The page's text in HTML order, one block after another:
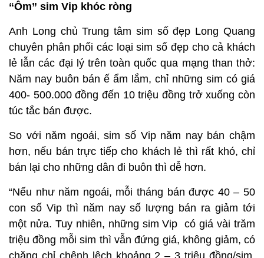
“Ôm” sim Vip khóc ròng
Anh Long chủ Trung tâm sim số đẹp Long Quang
chuyên phân phối các loại sim số đẹp cho cả khách
lẻ lẫn các đại lý trên toàn quốc qua mạng than thở:
Năm nay buôn bán ế ẩm lắm, chỉ những sim có giá
400- 500.000 đồng đến 10 triệu đồng trở xuống còn
túc tắc bán được.
So với năm ngoái, sim số Vip năm nay bán chậm
hơn, nếu bán trực tiếp cho khách lẻ thì rất khó, chỉ
bán lại cho những dân đi buôn thì dễ hơn.
“Nếu như năm ngoái, mỗi tháng bán được 40 – 50
con số Vip thì năm nay số lượng bán ra giảm tới
một nửa. Tuy nhiên, những sim Vip có giá vài trăm
triệu đồng mỗi sim thì vẫn đứng giá, không giảm, có
chăng chỉ chênh lệch khoảng 2 – 3 triệu đồng/sim,